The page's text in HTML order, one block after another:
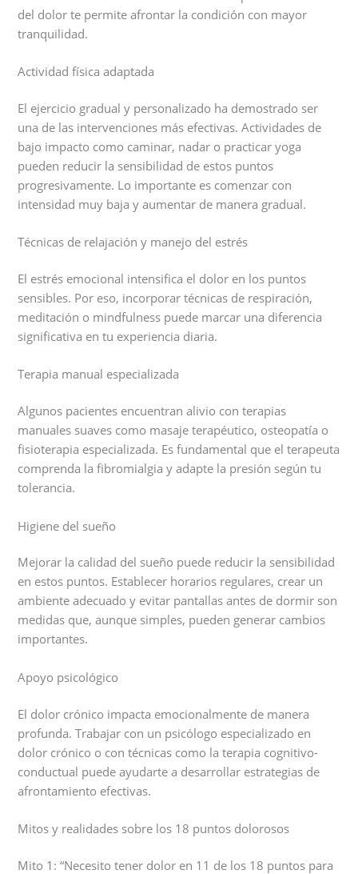
del dolor te permite afrontar la condición con mayor
tranquilidad.
Actividad física adaptada
El ejercicio gradual y personalizado ha demostrado ser
una de las intervenciones más efectivas. Actividades de
bajo impacto como caminar, nadar o practicar yoga
pueden reducir la sensibilidad de estos puntos
progresivamente. Lo importante es comenzar con
intensidad muy baja y aumentar de manera gradual.
Técnicas de relajación y manejo del estrés
El estrés emocional intensifica el dolor en los puntos
sensibles. Por eso, incorporar técnicas de respiración,
meditación o mindfulness puede marcar una diferencia
significativa en tu experiencia diaria.
Terapia manual especializada
Algunos pacientes encuentran alivio con terapias
manuales suaves como masaje terapéutico, osteopatía o
fisioterapia especializada. Es fundamental que el terapeuta
comprenda la fibromialgia y adapte la presión según tu
tolerancia.
Higiene del sueño
Mejorar la calidad del sueño puede reducir la sensibilidad
en estos puntos. Establecer horarios regulares, crear un
ambiente adecuado y evitar pantallas antes de dormir son
medidas que, aunque simples, pueden generar cambios
importantes.
Apoyo psicológico
El dolor crónico impacta emocionalmente de manera
profunda. Trabajar con un psicólogo especializado en
dolor crónico o con técnicas como la terapia cognitivo-
conductual puede ayudarte a desarrollar estrategias de
afrontamiento efectivas.
Mitos y realidades sobre los 18 puntos dolorosos
Mito 1: “Necesito tener dolor en 11 de los 18 puntos para